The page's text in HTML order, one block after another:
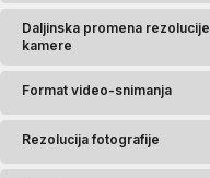
Daljinska promena rezolucije
kamere
Format video-snimanja
Rezolucija fotografije